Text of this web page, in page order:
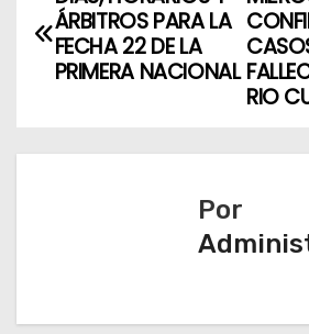
a
g
RIO
ÁRBITROS PARA LA
FECHA 22 DE LA
PRIMERA NACIONAL
Por